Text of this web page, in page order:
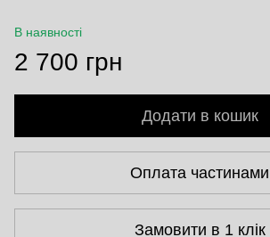
В наявності
2 700 грн
Додати в кошик
Оплата частинами
Замовити в 1 клік